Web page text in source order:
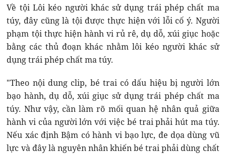
Về tội Lôi kéo người khác sử dụng trái phép chất ma
túy, đây cũng là tội được thực hiện với lỗi cố ý. Người
phạm tội thực hiện hành vi rủ rê, dụ dỗ, xúi giục hoặc
bằng các thủ đoạn khác nhằm lôi kéo người khác sử
dụng trái phép chất ma túy.
"Theo nội dung clip, bé trai có dấu hiệu bị người lớn
bạo hành, dụ dỗ, xúi giục sử dụng trái phép chất ma
túy. Như vậy, cần làm rõ mối quan hệ nhân quả giữa
hành vi của người lớn với việc bé trai phải hút ma túy.
Nếu xác định Bậm có hành vi bạo lực, đe dọa dùng vũ
lực và đây là nguyên nhân khiến bé trai phải dùng chất